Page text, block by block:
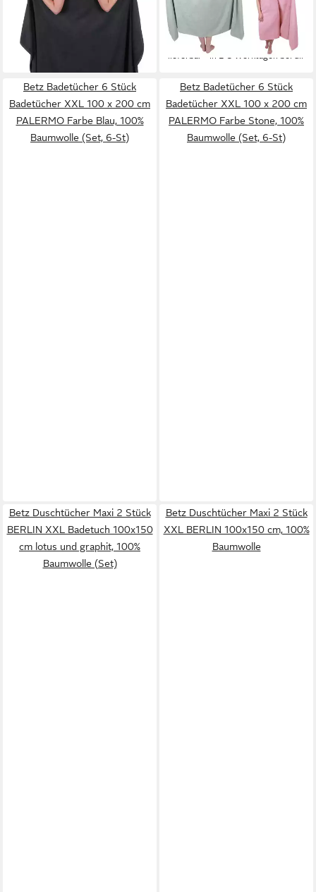
dunkelgrau, 100% Baumwolle
(Set, 3-St)
103,50 €
(34,50 €/ 1 Stk)
lieferbar - in 2-3 Werktagen bei dir
Baumwolle (2 Badetücher, 2-
St), Farbe Jade-Lotus
59,50 €
(29,75 €/ 1 Stk)
lieferbar - in 2-3 Werktagen bei dir
Betz Badetücher 6 Stück
Badetücher XXL 100 x 200 cm
PALERMO Farbe Blau, 100%
Baumwolle (Set, 6-St)
Betz Badetücher 6 Stück
Badetücher XXL 100 x 200 cm
PALERMO Farbe Stone, 100%
Baumwolle (Set, 6-St)
Betz Duschtücher Maxi 2 Stück
BERLIN XXL Badetuch 100x150
cm lotus und graphit, 100%
Baumwolle (Set)
Betz Duschtücher Maxi 2 Stück
XXL BERLIN 100x150 cm, 100%
Baumwolle